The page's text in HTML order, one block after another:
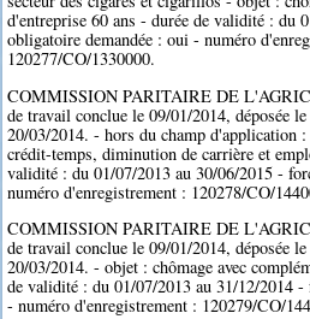
d'entreprise 60 ans - durée de validité : du
obligatoire demandée : oui - numéro
120277/CO/1330000.
COMMISSION PARITAIRE DE
de travail conclue le 09/01/2014, déposée
20/03/2014. - hors du champ d'application
crédit-temps, diminution de carrière et
validité : du 01/07/2013 au 30/06/2015 -
numéro d'enregistrement : 120278/CO/
COMMISSION PARITAIRE DE
de travail conclue le 09/01/2014, déposée
20/03/2014. - objet : chômage avec
de validité : du 01/07/2013 au 31/12/2014
- numéro d'enregistrement : 120279/CO/